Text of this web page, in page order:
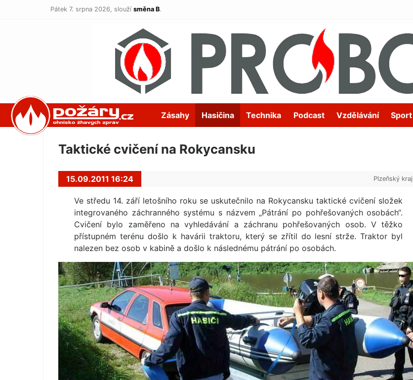
Pátek 7. srpna 2026, slouží směna B.
POŽÁRY.cz Zásahy Hasičina Technika Podcast Vzdělávání Sport
Taktické cvičení na Rokycansku
15.09.2011 16:24 Plzeňský kraj
Ve středu 14. září letošního roku se uskutečnilo na Rokycansku taktické cvičení složek
integrovaného záchranného systému s názvem „Pátrání po pohřešovaných osobách“.
Cvičení bylo zaměřeno na vyhledávání a záchranu pohřešovaných osob. V těžko
přístupném terénu došlo k havárii traktoru, který se zřítil do lesní strže. Traktor byl
nalezen bez osob v kabině a došlo k následnému pátrání po osobách.